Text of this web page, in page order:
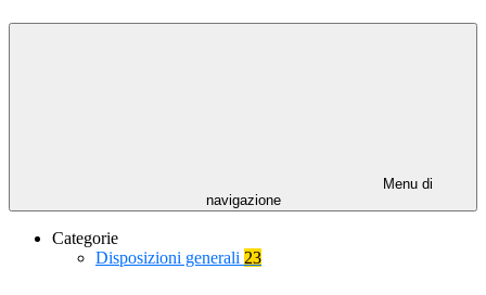
Menu di
navigazione
Categorie
Disposizioni generali 23